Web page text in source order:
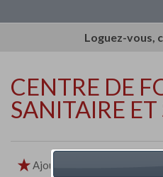
Loguez-vous,
CENTRE DE
SANITAIRE
Ajouter aux favoris